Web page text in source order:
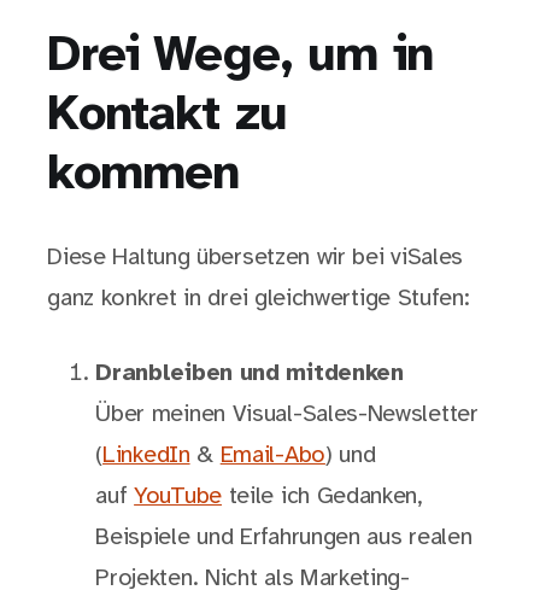
Drei Wege, um in
Kontakt zu
kommen
Diese Haltung übersetzen wir bei viSales
ganz konkret in drei gleichwertige Stufen:
Dranbleiben und mitdenken
Über meinen Visual-Sales-Newsletter
(LinkedIn & Email-Abo) und
aufYouTubeteile ich Gedanken,
Beispiele und Erfahrungen aus realen
Projekten. Nicht als Marketing-